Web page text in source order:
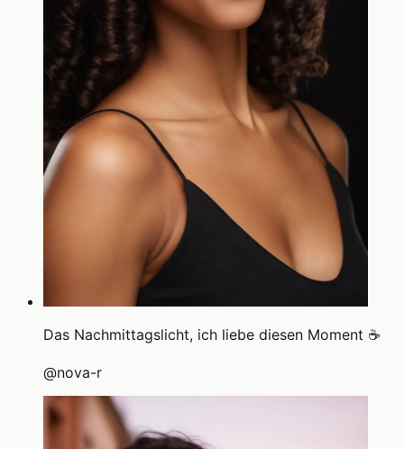
Das Nachmittagslicht, ich liebe diesen Moment ☕
@nova-r